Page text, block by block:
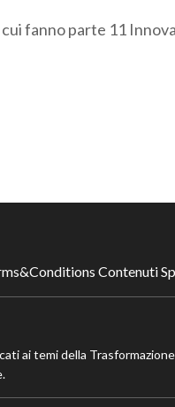
fanno parte 11
Contenuti
ai temi della